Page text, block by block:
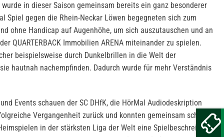
in dieser Saison gemeinsam bereits ein ganz besonderer
Spiel gegen die Rhein-Neckar Löwen begegneten sich zum
ohne Handicap auf Augenhöhe, um sich auszutauschen und an
QUARTERBACK Immobilien ARENA miteinander zu spielen.
beispielsweise durch Dunkelbrillen in die Welt der
hautnah nachempfinden. Dadurch wurde für mehr Verständnis
Events schauen der SC DHfK, die HörMal Audiodeskription
Vergangenheit zurück und konnten gemeinsam schon
in der stärksten Liga der Welt eine Spielbeschreibung